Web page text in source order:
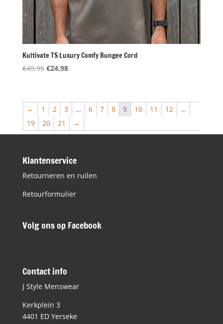
Kultivate TS Luxury Comfy Bungee Cord
€49,95 Oorspronkelijke
€49,95.
€24,98Huidige
€24,98.
← 1 2 3 … 6 7 8 9 10 11 12
…
19
20 21 →
Klantenservice
Retourneren en ruilen
Retourformulier
Volg ons op Facebook
Contact info
J Style Menswear
Kerkplein 3
4401 ED Yerseke